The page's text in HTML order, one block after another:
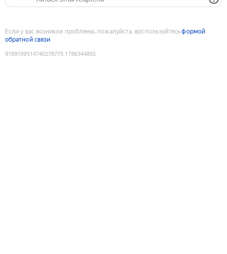
Если у вас возникли проблемы, пожалуйста, воспользуйтесьформой
обратной связи
9199109514740278775:1786344855